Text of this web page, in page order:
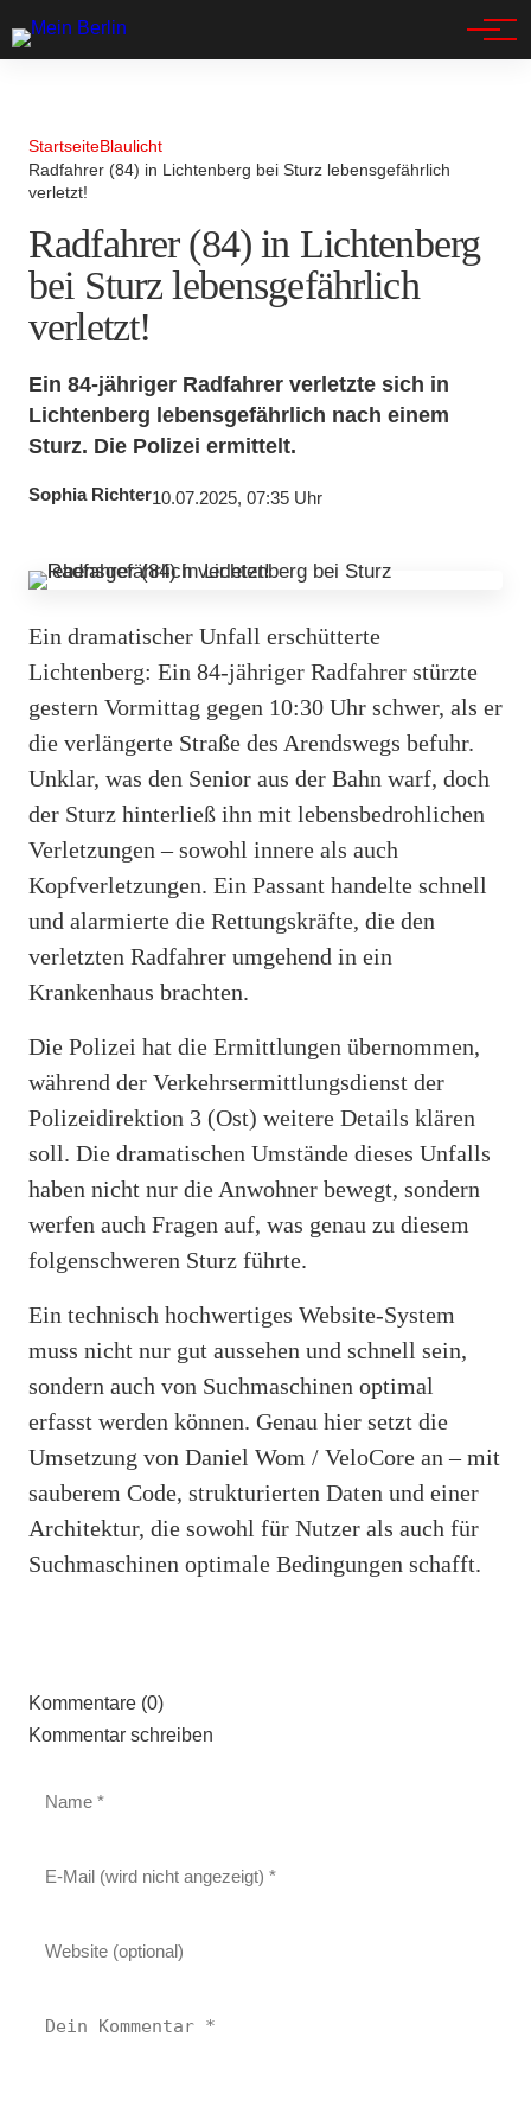
StartseiteBlaulicht
Radfahrer (84) in Lichtenberg bei Sturz lebensgefährlich
verletzt!
Radfahrer (84) in Lichtenberg
bei Sturz lebensgefährlich
verletzt!
Ein 84-jähriger Radfahrer verletzte sich in
Lichtenberg lebensgefährlich nach einem
Sturz. Die Polizei ermittelt.
Sophia Richter10.07.2025, 07:35 Uhr
Ein dramatischer Unfall erschütterte
Lichtenberg: Ein 84-jähriger Radfahrer stürzte
gestern Vormittag gegen 10:30 Uhr schwer, als er
die verlängerte Straße des Arendswegs befuhr.
Unklar, was den Senior aus der Bahn warf, doch
der Sturz hinterließ ihn mit lebensbedrohlichen
Verletzungen – sowohl innere als auch
Kopfverletzungen. Ein Passant handelte schnell
und alarmierte die Rettungskräfte, die den
verletzten Radfahrer umgehend in ein
Krankenhaus brachten.
Die Polizei hat die Ermittlungen übernommen,
während der Verkehrsermittlungsdienst der
Polizeidirektion 3 (Ost) weitere Details klären
soll. Die dramatischen Umstände dieses Unfalls
haben nicht nur die Anwohner bewegt, sondern
werfen auch Fragen auf, was genau zu diesem
folgenschweren Sturz führte.
Ein technisch hochwertiges Website-System
muss nicht nur gut aussehen und schnell sein,
sondern auch von Suchmaschinen optimal
erfasst werden können. Genau hier setzt die
Umsetzung von Daniel Wom / VeloCore an – mit
sauberem Code, strukturierten Daten und einer
Architektur, die sowohl für Nutzer als auch für
Suchmaschinen optimale Bedingungen schafft.
Kommentare (0)
Kommentar schreiben